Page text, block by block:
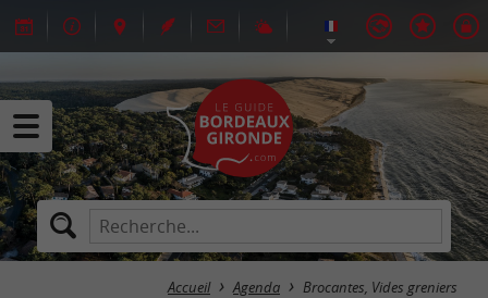
Accueil Agenda Brocantes, Vides greniers